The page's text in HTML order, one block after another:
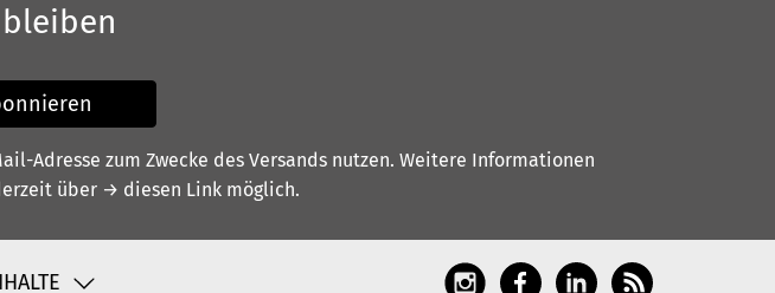
Adresse zum Zwecke des Versands nutzen. Weitere Informationen
über → diesen Link möglich.